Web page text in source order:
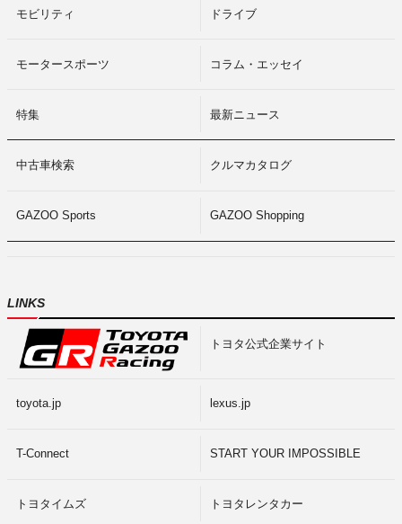
モビリティ ドライブ
モータースポーツ コラム・エッセイ
特集 最新ニュース
中古車検索 クルマカタログ
GAZOO Sports GAZOO Shopping
LINKS
トヨタ公式企業サイト
toyota.jp lexus.jp
T-Connect START YOUR IMPOSSIBLE
トヨタイムズ トヨタレンタカー